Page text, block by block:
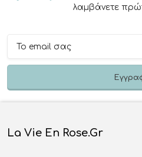
λαμβάνετε
La Vie En Rose.gr